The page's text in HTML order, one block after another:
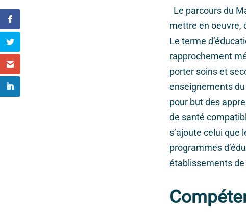
Le parcours du
mettre en oeuvre,
Le terme
rapprochement
porter soins et
enseignements
pour but des
de santé
s’ajoute celui
programmes
établissements de